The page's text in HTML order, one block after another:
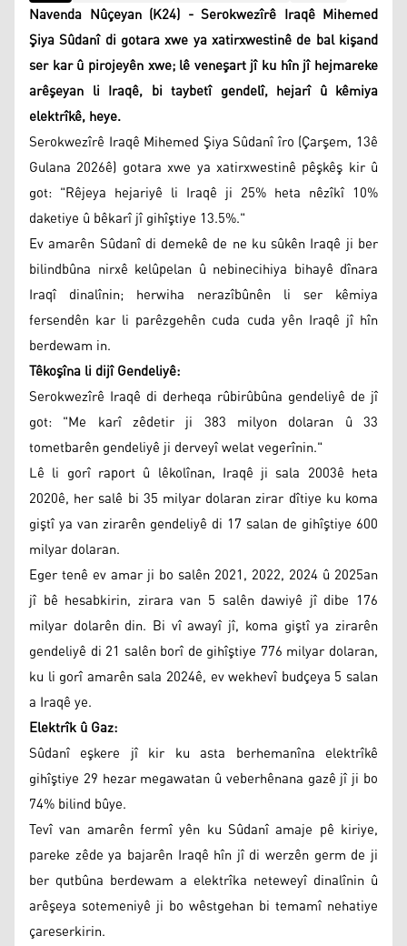
Navenda Nûçeyan (K24) - Serokwezîrê Iraqê Mihemed
Şiya Sûdanî di gotara xwe ya xatirxwestinê de bal kişand
ser kar û pirojeyên xwe; lê veneşart jî ku hîn jî hejmareke
arêşeyan li Iraqê, bi taybetî gendelî, hejarî û kêmiya
elektrîkê, heye.
Serokwezîrê Iraqê Mihemed Şiya Sûdanî îro (Çarşem, 13ê
Gulana 2026ê) gotara xwe ya xatirxwestinê pêşkêş kir û
got: "Rêjeya hejariyê li Iraqê ji 25% heta nêzîkî 10%
daketiye û bêkarî jî gihîştiye 13.5%."
Ev amarên Sûdanî di demekê de ne ku sûkên Iraqê ji ber
bilindbûna nirxê kelûpelan û nebinecihiya bihayê dînara
Iraqî dinalînin; herwiha nerazîbûnên li ser kêmiya
fersendên kar li parêzgehên cuda cuda yên Iraqê jî hîn
berdewam in.
Têkoşîna li dijî Gendeliyê:
Serokwezîrê Iraqê di derheqa rûbirûbûna gendeliyê de jî
got: "Me karî zêdetir ji 383 milyon dolaran û 33
tometbarên gendeliyê ji derveyî welat vegerînin."
Lê li gorî raport û lêkolînan, Iraqê ji sala 2003ê heta
2020ê, her salê bi 35 milyar dolaran zirar dîtiye ku koma
giştî ya van zirarên gendeliyê di 17 salan de gihîştiye 600
milyar dolaran.
Eger tenê ev amar ji bo salên 2021, 2022, 2024 û 2025an
jî bê hesabkirin, zirara van 5 salên dawiyê jî dibe 176
milyar dolarên din. Bi vî awayî jî, koma giştî ya zirarên
gendeliyê di 21 salên borî de gihîştiye 776 milyar dolaran,
ku li gorî amarên sala 2024ê, ev wekhevî budçeya 5 salan
a Iraqê ye.
Elektrîk û Gaz:
Sûdanî eşkere jî kir ku asta berhemanîna elektrîkê
gihîştiye 29 hezar megawatan û veberhênana gazê jî ji bo
74% bilind bûye.
Tevî van amarên fermî yên ku Sûdanî amaje pê kiriye,
pareke zêde ya bajarên Iraqê hîn jî di werzên germ de ji
ber qutbûna berdewam a elektrîka neteweyî dinalînin û
arêşeya sotemeniyê ji bo wêstgehan bi temamî nehatiye
çareserkirin.